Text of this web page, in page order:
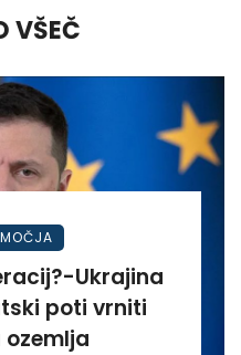
VŠEČ
Ukrajina
poti vrniti
ozemlja